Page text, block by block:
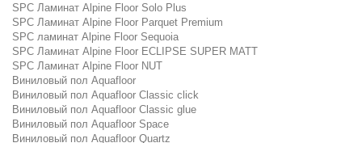
SPC Ламинат Alpine Floor Solo Plus
SPC Ламинат Alpine Floor Parquet Premium
SPC ламинат Alpine Floor Sequoia
SPC Ламинат Alpine Floor ECLIPSE SUPER MATT
SPC Ламинат Alpine Floor NUT
Виниловый пол Aquafloor
Виниловый пол Aquafloor Classic click
Виниловый пол Aquafloor Classic glue
Виниловый пол Aquafloor Space
Виниловый пол Aquafloor Quartz